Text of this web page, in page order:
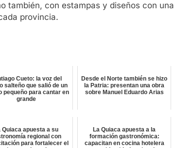
también, con estampas y diseños con una
provincia.
Cueto: la voz del
salteño que salió de un
pequeño para cantar en
grande
Desde el Norte también se hizo
la Patria: presentan una obra
sobre Manuel Eduardo Arias
Quiaca apuesta a su
regional con
para fortalecer el
La Quiaca apuesta a la
formación gastronómica:
capacitan en cocina hotelera